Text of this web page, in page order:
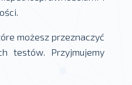
możesz przeznaczyć
testów. Przyjmujemy